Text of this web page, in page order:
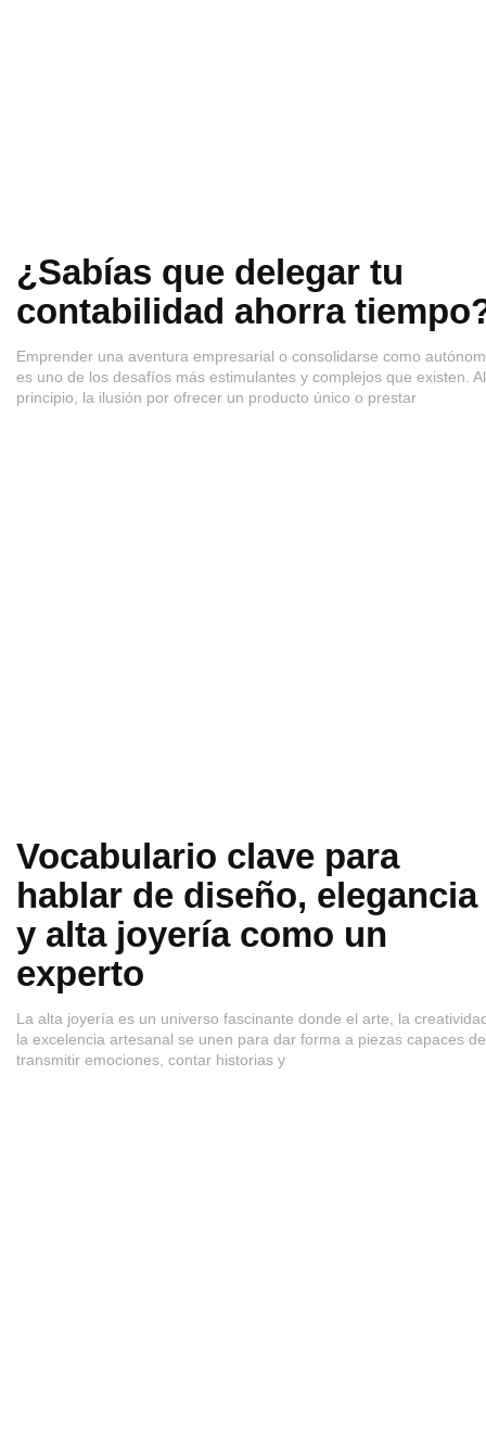
¿Sabías que delegar tu
contabilidad ahorra
Emprender una aventura empresarial o consolidarse como
es uno de los desafíos más estimulantes y complejos que existen. Al
principio, la ilusión por ofrecer un producto único o prestar
Vocabulario clave para
hablar de diseño, elegancia
y alta joyería como un
experto
La alta joyería es un universo fascinante donde el arte, la
la excelencia artesanal se unen para dar forma a piezas capaces de
transmitir emociones, contar historias y